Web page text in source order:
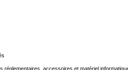
accessoires et matériel